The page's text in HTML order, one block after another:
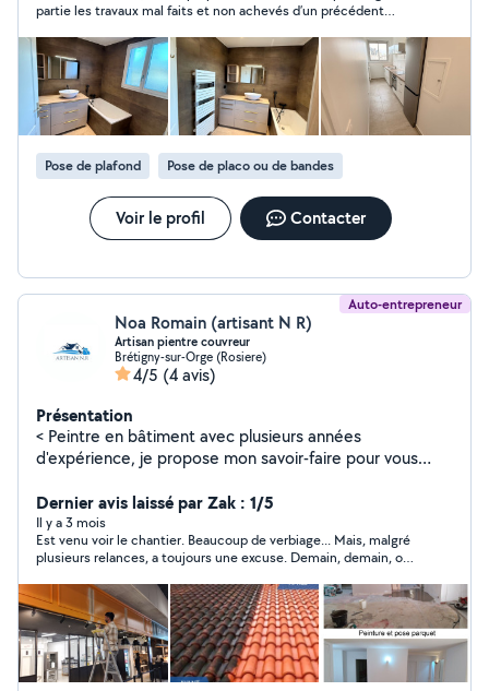
partie les travaux mal faits et non achevés d’un précédent
propre.
Pose de plafond Pose de placo ou de bandes
Voir le profil Contacter
Auto-entrepreneur
Noa Romain (artisant N R)
Artisan pientre couvreur
Brétigny-sur-Orge (Rosiere)
4/5 (4 avis)
Présentation
< Peintre en bâtiment avec plusieurs années
d'expérience, je propose mon savoir-faire pour vous
intérieur ou en extérieur. Que vous ayez besoin de
conseils pour choisir les bonnes couleurs, d'aide pour
préparer les surfaces, ou d'une intervention pour
repeindre vos murs, je suis là pour yous accompagner.
Je suis passionné par mon métier et jaime voir la
satisfaction de mes clients lorsquils découvrent leur
nouvel espace. Je fait aussi de la couverture alors
N'hésitez pas à me contacter pour des petits ou grands
projets !>
Dernier avis laissé par Zak : 1/5
Il y a 3 mois
Est venu voir le chantier. Beaucoup de verbiage... Mais, malgré
plusieurs relances, a toujours une excuse. Demain, demain, oui